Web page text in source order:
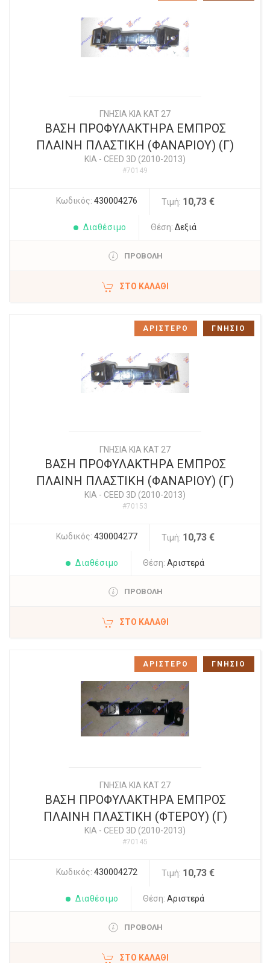
ΓΝΗΣΙΑ KIA KAT 27
ΒΑΣΗ ΠΡΟΦΥΛΑΚΤΗΡΑ ΕΜΠΡΟΣ
ΠΛΑΙΝΗ ΠΛΑΣΤΙΚΗ (ΦΑΝΑΡΙΟΥ) (Γ)
KIA - CEED 3D (2010-2013)
#70149
Κωδικός: 430004276 Τιμή: 10,73 €
Διαθέσιμο Θέση: Δεξιά
ΠΡΟΒΟΛΗ
ΣΤΟ ΚΑΛΆΘΙ
ΓΝΗΣΙΑ KIA KAT 27
ΒΑΣΗ ΠΡΟΦΥΛΑΚΤΗΡΑ ΕΜΠΡΟΣ
ΠΛΑΙΝΗ ΠΛΑΣΤΙΚΗ (ΦΑΝΑΡΙΟΥ) (Γ)
KIA - CEED 3D (2010-2013)
#70153
Κωδικός: 430004277 Τιμή: 10,73 €
Διαθέσιμο Θέση: Αριστερά
ΠΡΟΒΟΛΗ
ΣΤΟ ΚΑΛΆΘΙ
ΑΡΙΣΤΕΡΟ ΓΝΗΣΙΟ
ΓΝΗΣΙΑ KIA KAT 27
ΒΑΣΗ ΠΡΟΦΥΛΑΚΤΗΡΑ ΕΜΠΡΟΣ
ΠΛΑΙΝΗ ΠΛΑΣΤΙΚΗ (ΦΤΕΡΟΥ) (Γ)
KIA - CEED 3D (2010-2013)
#70145
Κωδικός: 430004272 Τιμή: 10,73 €
Διαθέσιμο Θέση: Αριστερά
ΠΡΟΒΟΛΗ
ΣΤΟ ΚΑΛΆΘΙ
ΑΡΙΣΤΕΡΟ ΓΝΗΣΙΟ